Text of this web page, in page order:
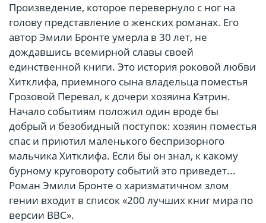
Произведение, которое перевернуло с ног на
голову представление о женских романах. Его
автор Эмили Бронте умерла в 30 лет, не
дождавшись всемирной славы своей
единственной книги. Это история роковой любви
Хитклифа, приемного сына владельца поместья
Грозовой Перевал, к дочери хозяина Кэтрин.
Начало событиям положил один вроде бы
добрый и безобидный поступок: хозяин поместья
спас и приютил маленького беспризорного
мальчика Хитклифа. Если бы он знал, к какому
бурному круговороту событий это приведет...
Роман Эмили Бронте о харизматичном злом
гении входит в список «200 лучших книг мира по
версии BBC».